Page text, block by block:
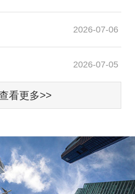
2026-07-06
2026-07-05
看更多>>